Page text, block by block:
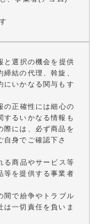
と選択の機会を提供
結の代理、斡旋、
にいかなる関与もす
の正確性には細心の
するいかなる情報も
際には、必ず商品を
身でご確認下さ
る商品やサービス等
等を提供する事業者
間で紛争やトラブル
は一切責任を負いま